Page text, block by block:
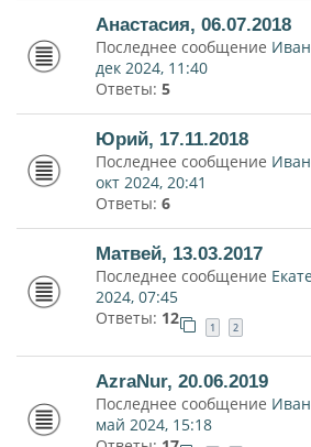
Анастасия, 06.07.2018
Последнее сообщение
дек 2024, 11:40
Ответы: 5
Юрий, 17.11.2018
Последнее сообщение
окт 2024, 20:41
Ответы: 6
Матвей, 13.03.2017
Последнее сообщение
2024, 07:45
Ответы: 12 1 2
AzraNur, 20.06.2019
Последнее сообщение
май 2024, 15:18